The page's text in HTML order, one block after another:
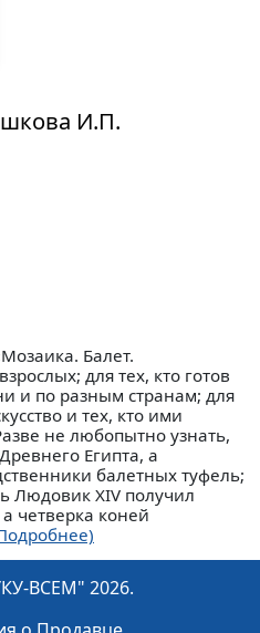
И.П.
Балет.
для тех, кто готов
и по разным странам; для
и тех, кто ими
не любопытно узнать,
Египта, а
балетных туфель;
Людовик XIV получил
четверка коней
ВСЕМ" 2026.